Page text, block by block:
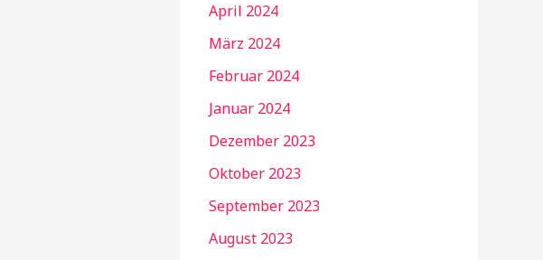
April 2024
März 2024
Februar 2024
Januar 2024
Dezember 2023
Oktober 2023
September 2023
August 2023